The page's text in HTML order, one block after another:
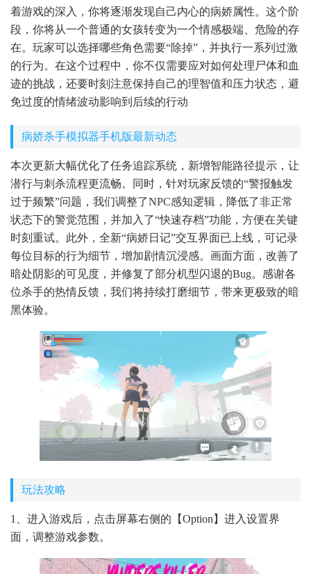
着游戏的深入，你将逐渐发现自己内心的病娇属性。这个阶
段，你将从一个普通的女孩转变为一个情感极端、危险的存
在。玩家可以选择哪些角色需要“除掉”，并执行一系列过激
的行为。在这个过程中，你不仅需要应对如何处理尸体和血
迹的挑战，还要时刻注意保持自己的理智值和压力状态，避
免过度的情绪波动影响到后续的行动
病娇杀手模拟器手机版最新动态
本次更新大幅优化了任务追踪系统，新增智能路径提示，让
潜行与刺杀流程更流畅。同时，针对玩家反馈的“警报触发
过于频繁”问题，我们调整了NPC感知逻辑，降低了非正常
状态下的警觉范围，并加入了“快速存档”功能，方便在关键
时刻重试。此外，全新“病娇日记”交互界面已上线，可记录
每位目标的行为细节，增加剧情沉浸感。画面方面，改善了
暗处阴影的可见度，并修复了部分机型闪退的Bug。感谢各
位杀手的热情反馈，我们将持续打磨细节，带来更极致的暗
黑体验。
玩法攻略
1、进入游戏后，点击屏幕右侧的【Option】进入设置界
面，调整游戏参数。